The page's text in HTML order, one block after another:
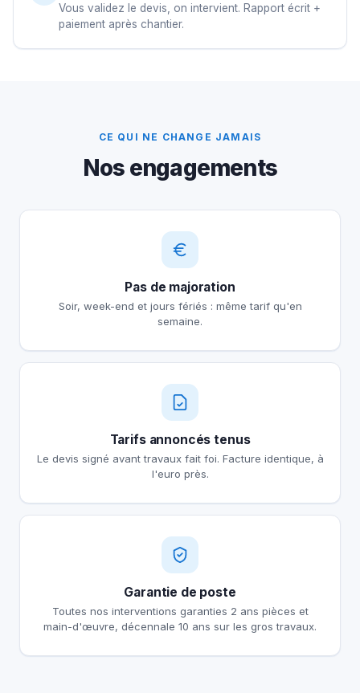
Vous validez le devis, on intervient. Rapport écrit +
paiement après chantier.
CE QUI NE CHANGE JAMAIS
Nos engagements
Pas de majoration
Soir, week-end et jours fériés : même tarif qu'en
semaine.
Tarifs annoncés tenus
Le devis signé avant travaux fait foi. Facture identique, à
l'euro près.
Garantie de poste
Toutes nos interventions garanties 2 ans pièces et
main-d'œuvre, décennale 10 ans sur les gros travaux.